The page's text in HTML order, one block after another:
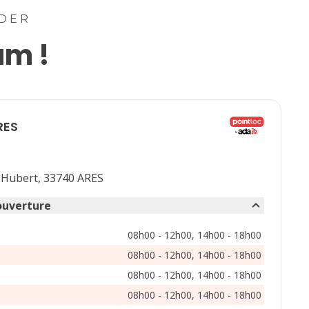
lu ma
14 15 16 17 18 19 20
21
!
33740 ARES
08h00 - 12h00, 14h00 - 18h00
08h00 - 12h00, 14h00 - 18h00
08h00 - 12h00, 14h00 - 18h00
08h00 - 12h00, 14h00 - 18h00